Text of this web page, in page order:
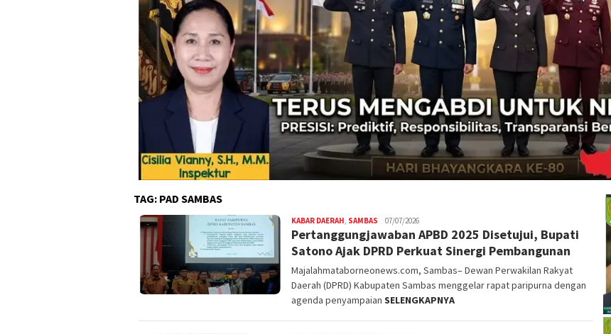
TAG: PAD SAMBAS
KABAR DAERAH, SAMBAS Nopriyanto
07/07/2026
Pertanggungjawaban APBD 2025 Disetujui, Bupati
Satono Ajak DPRD Perkuat Sinergi Pembangunan
Majalahmataborneonews.com, Sambas– Dewan Perwakilan Rakyat
Daerah (DPRD) Kabupaten Sambas menggelar rapat paripurna dengan
agenda penyampaian SELENGKAPNYA